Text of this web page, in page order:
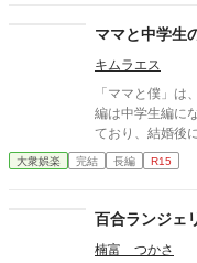
紗夜の部屋でご
と大学生、甘く
ママと中学生
キムラエス
「ママと僕」
編は中学生編に
ており、結婚後
的に依存をする
嬉しく、素敵な
マとの日常の中
もママに甘える
なからず社会規
大衆娯楽 完結 長編 R15
百合ランジェ
楠富 つかさ